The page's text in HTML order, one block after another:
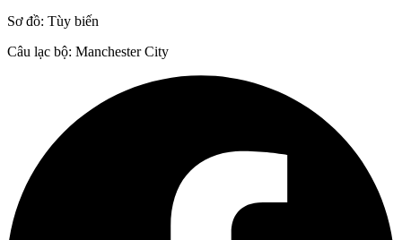
Sơ đồ: Tùy biến
Câu lạc bộ: Manchester City